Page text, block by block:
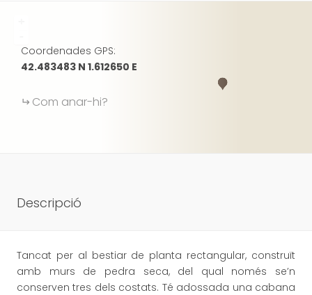
Coordenades GPS:
42.483483 N 1.612650 E
Com anar-hi?
Descripció
Tancat per al bestiar de planta rectangular, construït
amb murs de pedra seca, del qual només se’n
conserven tres dels costats. Té adossada una cabana